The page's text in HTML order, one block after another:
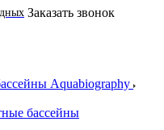
Заказать звонок
Aquabiography
бассейны